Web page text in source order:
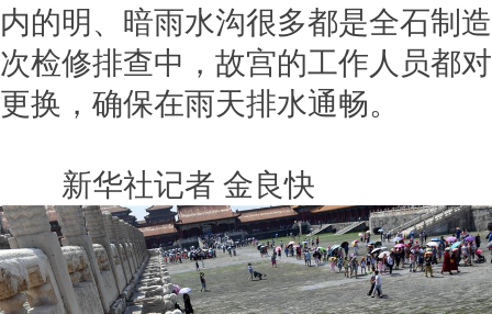
内的明、暗雨水沟很多都是全石制
次检修排查中，故宫的工作人员都
更换，确保在雨天排水通畅。
新华社记者 金良快